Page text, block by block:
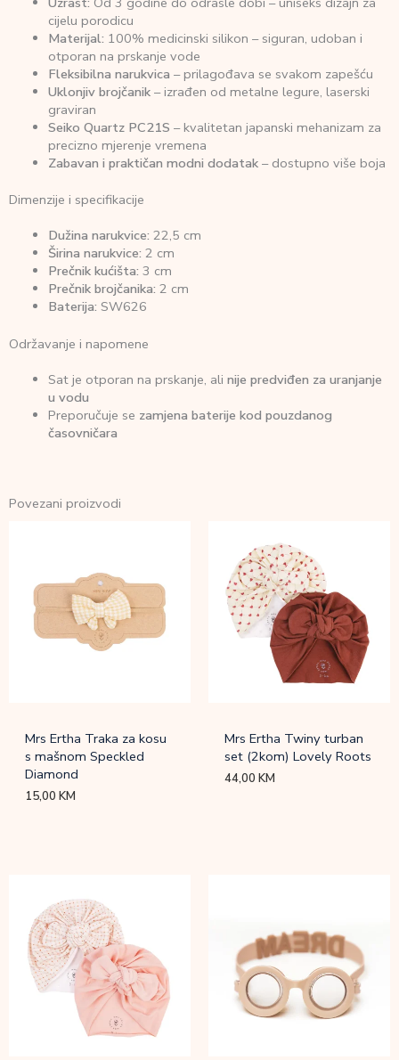
cijelu porodicu
Materijal: 100% medicinski silikon – siguran, udoban i
otporan na prskanje vode
Fleksibilna narukvica – prilagođava se svakom zapešću
Uklonjiv brojčanik– izrađen od metalne legure, laserski
graviran
Seiko Quartz PC21S – kvalitetan japanski mehanizam za
precizno mjerenje vremena
Zabavan i praktičan modni dodatak– dostupno više boja
Dimenzije i specifikacije
Dužina narukvice: 22,5 cm
Širina narukvice: 2 cm
Prečnik kućišta: 3 cm
Prečnik brojčanika: 2 cm
Baterija: SW626
Održavanje i napomene
Sat je otporan na prskanje, ali nije predviđen za uranjanje
u vodu
Preporučuje se zamjena baterije kod pouzdanog
časovničara
Povezani proizvodi
Mrs Ertha Traka za kosu
s mašnom Speckled
Diamond
15,00KM
Mrs Ertha Twiny turban
set (2kom) Lovely Roots
44,00KM